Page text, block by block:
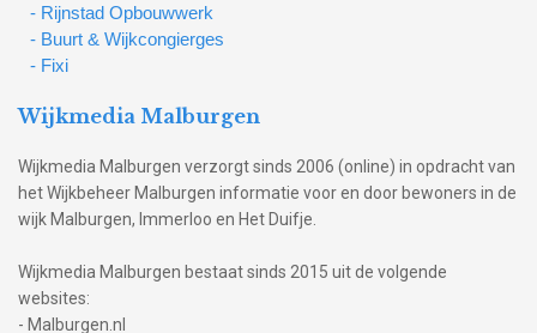
- Rijnstad Opbouwwerk
- Buurt & Wijkcongierges
- Fixi
Wijkmedia Malburgen
Wijkmedia Malburgen verzorgt sinds 2006 (online) in opdracht van
het Wijkbeheer Malburgen informatie voor en door bewoners in de
wijk Malburgen, Immerloo en Het Duifje.
Wijkmedia Malburgen bestaat sinds 2015 uit de volgende
websites:
- Malburgen.nl